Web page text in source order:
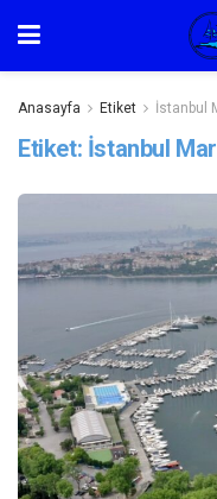
Anasayfa Etiket İstanbul
Etiket: İstanbul